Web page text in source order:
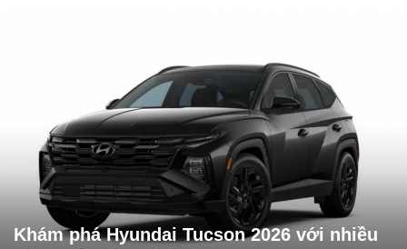
Khám phá Hyundai Tucson 2026 với nhiều